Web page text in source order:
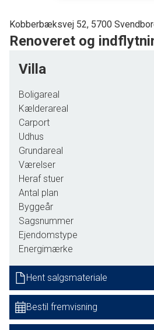
Kobberbæksvej 52, 5700
Renoveret og
Regulær, lysfyldt indretning med
opvarmet med varmepumpe,
tæppebelagte plankegulve etc.
Entré med opgang til 1. sal
Badeværelse med gulvvarme
Garderoberum
Køkkenmed spiseplads
Opholdsstue med nedgang til:
regulær lysfyldt havestue med
brændeovn samt udgang til meget
haveanlæg.
Underetage med:
Villa
Boligareal
Kælderareal
Carport
Udhus
Grundareal
Værelser
Heraf stuer
Antal plan
Byggeår
Sagsnummer
Ejendomstype
Energimærke
Hent salgsmateriale
Bestil fremvisning